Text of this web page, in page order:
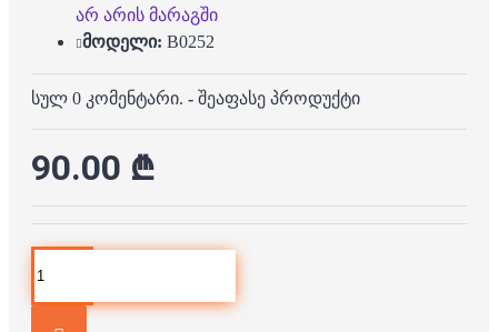
არ არის მარაგში
მოდელი: B0252
სულ 0 კომენტარი. - შეაფასე პროდუქტი
90.00 ₾